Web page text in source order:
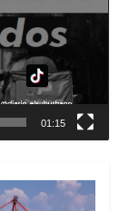
01:15